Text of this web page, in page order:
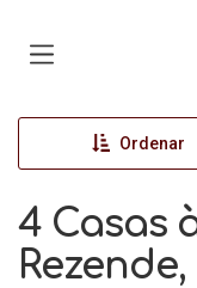
Ordenar
4 Casas